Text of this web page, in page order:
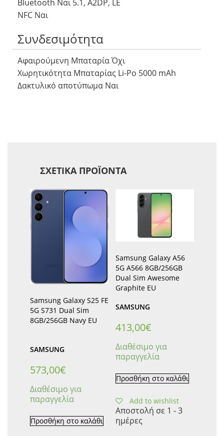
Bluetooth Ναι 5.1, A2DP, LE
NFC Ναι
Συνδεσιμότητα
Αφαιρούμενη Μπαταρία Όχι
Χωρητικότητα Μπαταρίας Li-Po 5000 mAh
Δακτυλικό αποτύπωμα Ναι
ΣΧΕΤΙΚΆ ΠΡΟΪΌΝΤΑ
Samsung Galaxy S25 FE
5G S731 Dual Sim
8GB/256GB Navy EU
SAMSUNG
573,00€
Διαθέσιμο για
παραγγελία
Προσθήκη στο καλάθι
Samsung Galaxy A56
5G A566 8GB/256GB
Dual Sim Awesome
Graphite EU
SAMSUNG
413,00€
Διαθέσιμο για
παραγγελία
Προσθήκη στο καλάθι
Add to wishlist
Αποστολή σε 1 - 3
ημέρες